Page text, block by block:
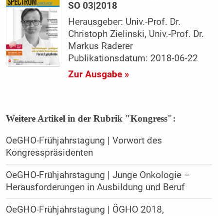
SO 03|2018
Herausgeber: Univ.-Prof. Dr.
Christoph Zielinski, Univ.-Prof. Dr.
Markus Raderer
Publikationsdatum: 2018-06-22
Zur Ausgabe »
Weitere Artikel in der Rubrik "Kongress":
OeGHO-Frühjahrstagung | Vorwort des
Kongresspräsidenten
OeGHO-Frühjahrstagung | Junge Onkologie –
Herausforderungen in Ausbildung und Beruf
OeGHO-Frühjahrstagung | ÖGHO 2018,